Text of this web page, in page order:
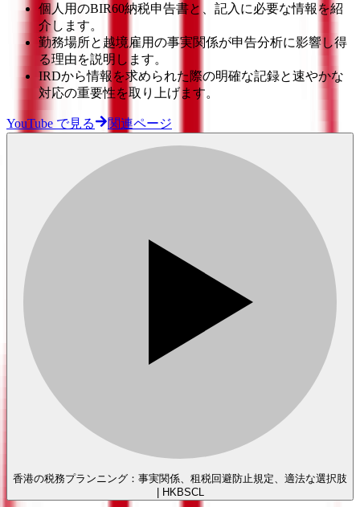
個人用のBIR60納税申告書と、記入に必要な情報を紹
介します。
勤務場所と越境雇用の事実関係が申告分析に影響し得
る理由を説明します。
IRDから情報を求められた際の明確な記録と速やかな
対応の重要性を取り上げます。
YouTube で見る 関連ページ
香港の税務プランニング：事実関係、租税回避防止規定、適法な選択肢
| HKBSCL